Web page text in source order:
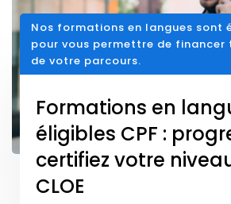
Nos formations en langues sont
pour vous permettre de
de votre parcours.
Formations en
éligibles CPF :
certifiez votre
CLOE